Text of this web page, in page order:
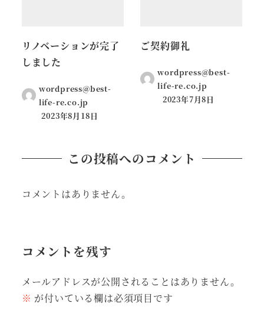
リノベーションが完了
しました
wordpress@best-
life-re.co.jp
2023年8月18日
ご契約御礼
wordpress@best-
life-re.co.jp
2023年7月8日
この投稿へのコメント
コメントはありません。
コメントを残す
メールアドレスが公開されることはありません。
※ が付いている欄は必須項目です